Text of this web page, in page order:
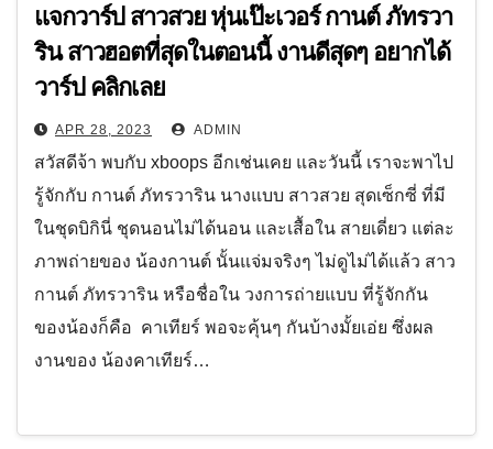
แจกวาร์ป สาวสวย หุ่นเป๊ะเวอร์ กานต์ ภัทรวา
ริน สาวฮอตที่สุดในตอนนี้ งานดีสุดๆ อยากได้
วาร์ป คลิกเลย
APR 28, 2023 ADMIN
สวัสดีจ้า พบกับ xboops อีกเช่นเคย และวันนี้ เราจะพาไป
รู้จักกับ กานต์ ภัทรวาริน นางแบบ สาวสวย สุดเซ็กซี่ ที่มี
ในชุดบิกินี่ ชุดนอนไม่ได้นอน และเสื้อใน สายเดี่ยว แต่ละ
ภาพถ่ายของ น้องกานต์ นั้นแจ่มจริงๆ ไม่ดูไม่ได้แล้ว สาว
กานต์ ภัทรวาริน หรือชื่อใน วงการถ่ายแบบ ที่รู้จักกัน
ของน้องก็คือ คาเทียร์ พอจะคุ้นๆ กันบ้างมั้ยเอ่ย ซึ่งผล
งานของ น้องคาเทียร์…